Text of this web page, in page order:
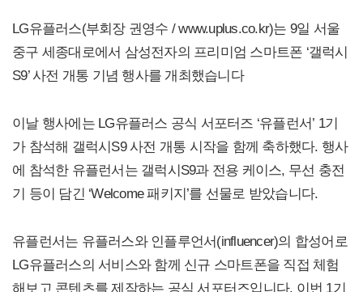
LG유플러스(부회장 권영수 / www.uplus.co.kr)는 9일 서울
중구 세종대로에서 삼성전자의 프리미엄 스마트폰 ‘갤럭시
S9’ 사전 개통 기념 행사를 개최했습니다
이날 행사에는 LG유플러스 공식 서포터즈 ‘유플런서’ 1기
가 참석해 갤럭시S9 사전 개통 시작을 함께 축하했다. 행사
에 참석한 유플런서는 갤럭시S9과 전용 케이스, 무선 충전
기 등이 담긴 ‘Welcome 패키지’를 선물로 받았습니다.
유플런서는 유플러스와 인플루언서(influencer)의 합성어로
LG유플러스의 서비스와 함께 신규 스마트폰을 직접 체험
해보고 콘텐츠를 제작하는 공식 서포터즈입니다. 이번 1기